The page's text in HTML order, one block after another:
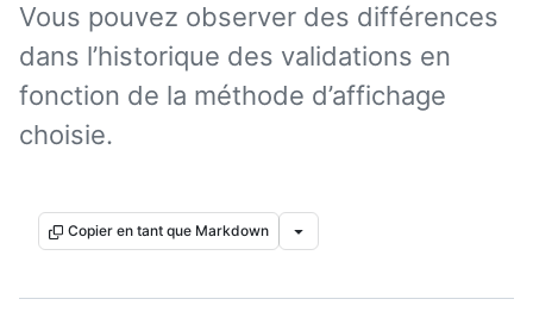
Vous pouvez observer des différences
dans l’historique des validations en
fonction de la méthode d’affichage
choisie.
Copier en tant que Markdown